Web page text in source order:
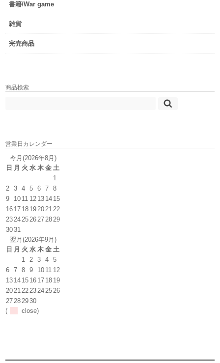
書籍/War game
雑貨
完売商品
商品検索
営業日カレンダー
今月(2026年8月)
日 月 火 水 木 金 土
1
2
3 4 5 6 7
8
9
10 11 12 13 14 15
16 17 18 19202122
23242526272829
3031
翌月(2026年9月)
日 月 火 水 木 金 土
1
2 3 4
5
6
7 8 9 10 11 12
13 14 15 16 17 18 19
20212223242526
27282930
(
close)